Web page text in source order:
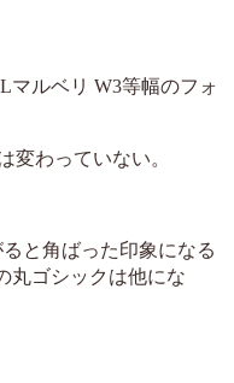
マルベリ W3等幅のフォ
変わっていない。
と角ばった印象になる
丸ゴシックは他にな